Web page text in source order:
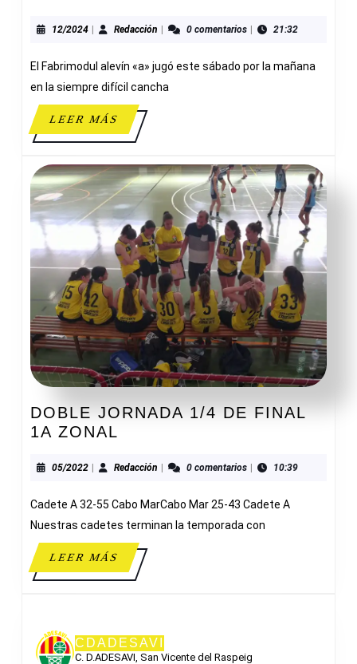
JUAN
55
12/202412/2024
| Redacción Redacción
| 0 comentarios | 21:32
El Fabrimodul alevín «a» jugó este sábado por la mañana
en la siempre difícil cancha
LEER MÁSLEER
MÁS
DOBLE JORNADA 1/4 DE FINAL
1A ZONAL
1/4
FINAL
1A
ZONAL
05/202205/2022
| Redacción Redacción
| 0 comentarios | 10:39
Cadete A 32-55 Cabo MarCabo Mar 25-43 Cadete A
Nuestras cadetes terminan la temporada con
LEER MÁSLEER
MÁS
CDADESAVI
C. D.ADESAVI, San Vicente del Raspeig